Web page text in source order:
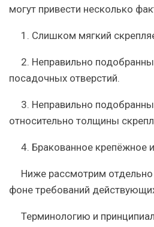
могут привести несколько
1. Слишком мягкий
2. Неправильно
посадочных отверстий.
3. Неправильно
относительно толщины
4. Бракованное крепёжное
Ниже рассмотрим
фоне требований
Терминологию и